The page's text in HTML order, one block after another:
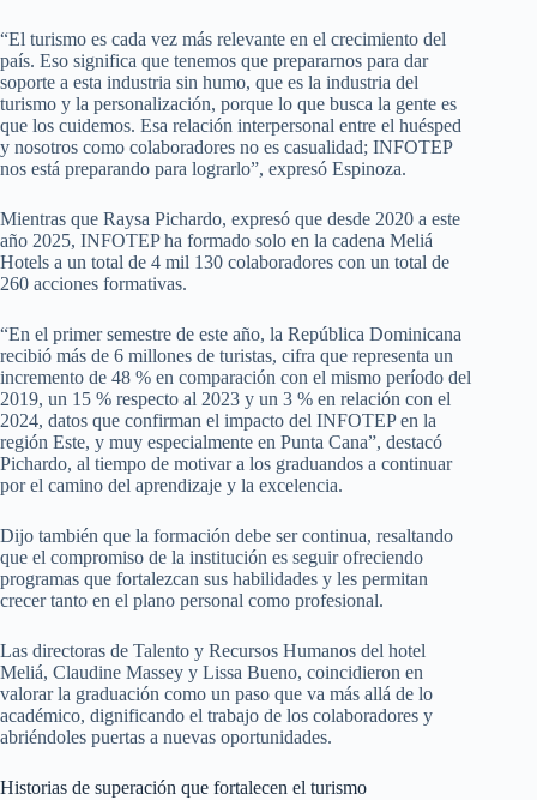
“El turismo es cada vez más relevante en el crecimiento del
país. Eso significa que tenemos que prepararnos para dar
soporte a esta industria sin humo, que es la industria del
turismo y la personalización, porque lo que busca la gente es
que los cuidemos. Esa relación interpersonal entre el huésped
y nosotros como colaboradores no es casualidad; INFOTEP
nos está preparando para lograrlo”, expresó Espinoza.
Mientras que Raysa Pichardo, expresó que desde 2020 a este
año 2025, INFOTEP ha formado solo en la cadena Meliá
Hotels a un total de 4 mil 130 colaboradores con un total de
260 acciones formativas.
“En el primer semestre de este año, la República Dominicana
recibió más de 6 millones de turistas, cifra que representa un
incremento de 48 % en comparación con el mismo período del
2019, un 15 % respecto al 2023 y un 3 % en relación con el
2024, datos que confirman el impacto del INFOTEP en la
región Este, y muy especialmente en Punta Cana”, destacó
Pichardo, al tiempo de motivar a los graduandos a continuar
por el camino del aprendizaje y la excelencia.
Dijo también que la formación debe ser continua, resaltando
que el compromiso de la institución es seguir ofreciendo
programas que fortalezcan sus habilidades y les permitan
crecer tanto en el plano personal como profesional.
Las directoras de Talento y Recursos Humanos del hotel
Meliá, Claudine Massey y Lissa Bueno, coincidieron en
valorar la graduación como un paso que va más allá de lo
académico, dignificando el trabajo de los colaboradores y
abriéndoles puertas a nuevas oportunidades.
Historias de superación que fortalecen el turismo